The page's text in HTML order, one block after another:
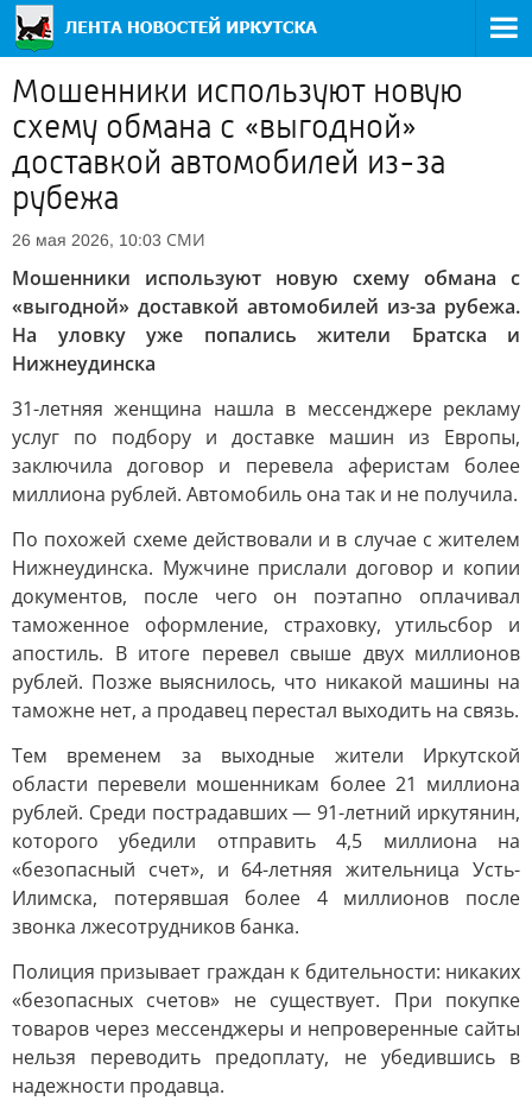
Мошенники используют новую
схему обмана с «выгодной»
доставкой автомобилей из-за
рубежа
26 мая 2026, 10:03 СМИ
Мошенники используют новую схему обмана с
«выгодной» доставкой автомобилей из-за рубежа.
На уловку уже попались жители Братска и
Нижнеудинска
31-летняя женщина нашла в мессенджере рекламу
услуг по подбору и доставке машин из Европы,
заключила договор и перевела аферистам более
миллиона рублей. Автомобиль она так и не получила.
По похожей схеме действовали и в случае с жителем
Нижнеудинска. Мужчине прислали договор и копии
документов, после чего он поэтапно оплачивал
таможенное оформление, страховку, утильсбор и
апостиль. В итоге перевел свыше двух миллионов
рублей. Позже выяснилось, что никакой машины на
таможне нет, а продавец перестал выходить на связь.
Тем временем за выходные жители Иркутской
области перевели мошенникам более 21 миллиона
рублей. Среди пострадавших — 91-летний иркутянин,
которого убедили отправить 4,5 миллиона на
«безопасный счет», и 64-летняя жительница Усть-
Илимска, потерявшая более 4 миллионов после
звонка лжесотрудников банка.
Полиция призывает граждан к бдительности: никаких
«безопасных счетов» не существует. При покупке
товаров через мессенджеры и непроверенные сайты
нельзя переводить предоплату, не убедившись в
надежности продавца.